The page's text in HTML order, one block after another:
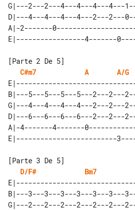
G|---2---2---4---4---4---4---
D|---4---4---4---4---2---2---
A|-2-------
C#m7
A
A/G
B|---5---5---5---5---2---2---
G|---4---4---4---4---2---2---
D|---6---6---6---6---2---2---
A|-4-------4-------
D/F#
Bm7
B|---3---3---3---3---3---3---
G|---2---2---2---2---2---2---